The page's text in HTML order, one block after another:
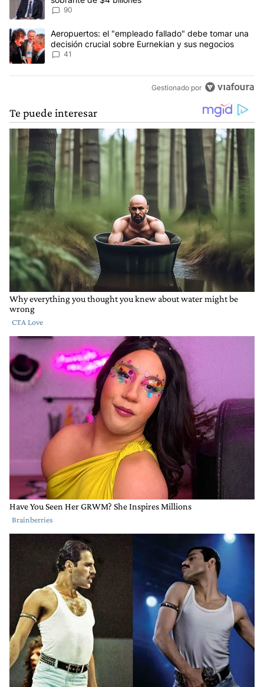
90
Un artículo de tendencia con el título "Aeropuertos: el
Aeropuertos: el "empleado fallado" debe tomar una
decisión crucial sobre Eurnekian y sus negocios
41
Gestionado por